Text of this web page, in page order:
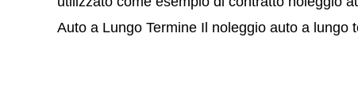
Auto a Lungo Termine Il noleggio auto a